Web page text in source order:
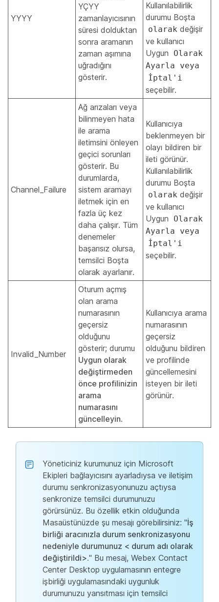
YYYY
YÇYY
zamanlayıcısının
süresi dolduktan
sonra aramanın
zaman aşımına
uğradığını
gösterir.
Kullanılabilirlik
durumu Boşta
olarak değişir
ve kullanıcı
Uygun
Olarak
Ayarla veya
İptal'i
seçebilir.
Channel_Failure
Ağ arızaları veya
bilinmeyen hata
ile arama
iletimsini önleyen
geçici sorunları
gösterir. Bu
durumlarda,
sistem aramayı
iletmek için en
fazla üç kez
daha çalışır. Tüm
denemeler
başarısız olursa,
temsilci Boşta
olarak ayarlanır.
Kullanıcıya
beklenmeyen bir
olayı bildiren bir
ileti görünür.
Kullanılabilirlik
durumu Boşta
olarak değişir
ve kullanıcı
Uygun
Olarak
Ayarla veya
İptal'i
seçebilir.
Invalid_Number
Oturum açmış
olan arama
numarasının
geçersiz
olduğunu
gösterir; durumu
Uygun olarak
değiştirmeden
önce profilinizin
arama
numarasını
güncelleyin.
Kullanıcıya arama
numarasının
geçersiz
olduğunu bildiren
ve profilinde
güncellemesini
isteyen bir ileti
görünür.
Yöneticiniz kurumunuz için Microsoft
Ekipleri bağlayıcısını ayarladıysa ve iletişim
durumu senkronizasyonunuzu açtıysa
senkronize temsilci durumunuzu
görürsünüz. Bu özellik etkin olduğunda
Masaüstünüzde şu mesajı görebilirsiniz: "İş
birliği aracınızla durum senkronizasyonu
nedeniyle durumunuz < durum adı olarak
değiştirildi>." Bu mesaj, Webex Contact
Center Desktop uygulamasının entegre
işbirliği uygulamasındaki uygunluk
durumunuzu yansıtması için temsilci